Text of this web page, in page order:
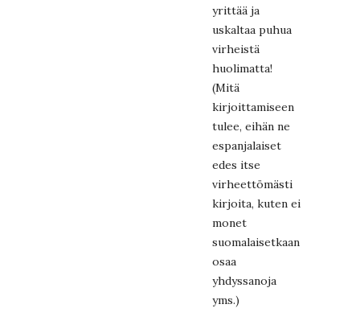
yrittää ja
uskaltaa puhua
virheistä
huolimatta!
(Mitä
kirjoittamiseen
tulee, eihän ne
espanjalaiset
edes itse
virheettömästi
kirjoita, kuten ei
monet
suomalaisetkaan
osaa
yhdyssanoja
yms.)